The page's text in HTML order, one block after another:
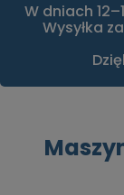
W dniach
Wysyłka